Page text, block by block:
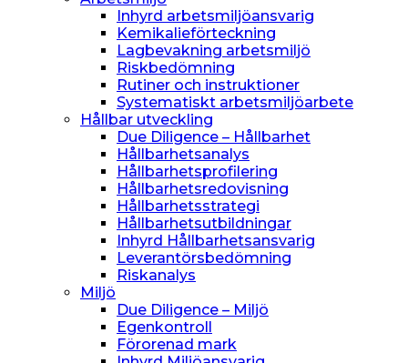
Inhyrd arbetsmiljöansvarig
Kemikalieförteckning
Lagbevakning arbetsmiljö
Riskbedömning
Rutiner och instruktioner
Systematiskt arbetsmiljöarbete
Hållbar utveckling
Due Diligence – Hållbarhet
Hållbarhetsanalys
Hållbarhetsprofilering
Hållbarhetsredovisning
Hållbarhetsstrategi
Hållbarhetsutbildningar
Inhyrd Hållbarhetsansvarig
Leverantörsbedömning
Riskanalys
Miljö
Due Diligence – Miljö
Egenkontroll
Förorenad mark